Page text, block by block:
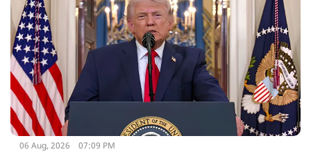
06 Aug, 2026 07:09 PM